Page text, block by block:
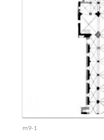
m9-1